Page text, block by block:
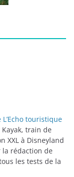
touristique
train de
XXL à Disneyland
la rédaction de
les tests de la